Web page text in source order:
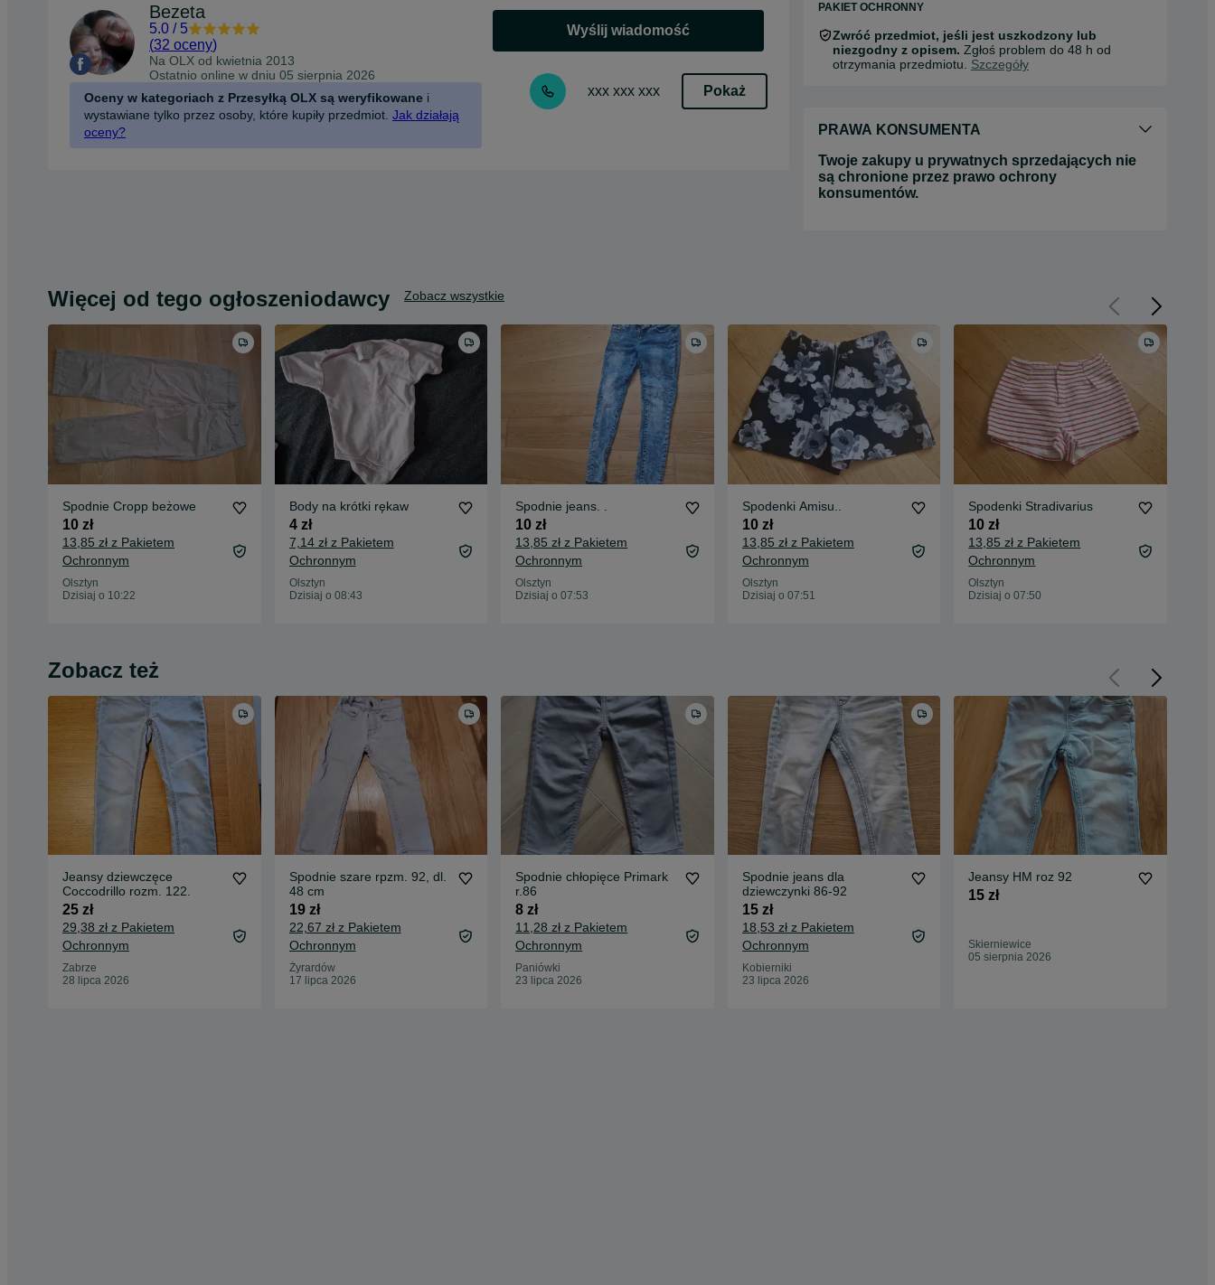
Bezeta
5.0 / 5
(32 oceny)
Na OLX od kwietnia 2013
Ostatnio online w dniu 05 sierpnia 2026
Oceny w kategoriach z Przesyłką OLX są weryfikowane i
wystawiane tylko przez osoby, które kupiły przedmiot. Jak działają
oceny?
Wyślij wiadomość
xxx xxx xxx Pokaż
PAKIET OCHRONNY
Zwróć przedmiot, jeśli jest uszkodzony lub
niezgodny z opisem. Zgłoś problem do 48 h od
otrzymania przedmiotu. Szczegóły
PRAWA KONSUMENTA
Twoje zakupy u prywatnych sprzedających nie
są chronione przez prawo ochrony
konsumentów.
Więcej od tego ogłoszeniodawcy Zobacz wszystkie
Spodnie Cropp beżowe
10 zł
13,85 zł z Pakietem
Ochronnym
Olsztyn
Dzisiaj o 10:22
Body na krótki rękaw
4 zł
7,14 zł z Pakietem
Ochronnym
Olsztyn
Dzisiaj o 08:43
Spodnie jeans. .
10 zł
13,85 zł z Pakietem
Ochronnym
Olsztyn
Dzisiaj o 07:53
Spodenki Amisu..
10 zł
13,85 zł z Pakietem
Ochronnym
Olsztyn
Dzisiaj o 07:51
Spodenki Stradivarius
10 zł
13,85 zł z Pakietem
Ochronnym
Olsztyn
Dzisiaj o 07:50
Zobacz też
Jeansy dziewczęce
Coccodrillo rozm. 122.
25 zł
29,38 zł z Pakietem
Ochronnym
Zabrze
28 lipca 2026
Spodnie szare rpzm. 92, dl.
48 cm
19 zł
22,67 zł z Pakietem
Ochronnym
Żyrardów
17 lipca 2026
Spodnie chłopięce Primark
r.86
8 zł
11,28 zł z Pakietem
Ochronnym
Paniówki
23 lipca 2026
Spodnie jeans dla
dziewczynki 86-92
15 zł
18,53 zł z Pakietem
Ochronnym
Kobierniki
23 lipca 2026
Jeansy HM roz 92
15 zł
Skierniewice
05 sierpnia 2026